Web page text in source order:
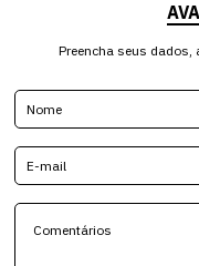
Preencha seus dados,